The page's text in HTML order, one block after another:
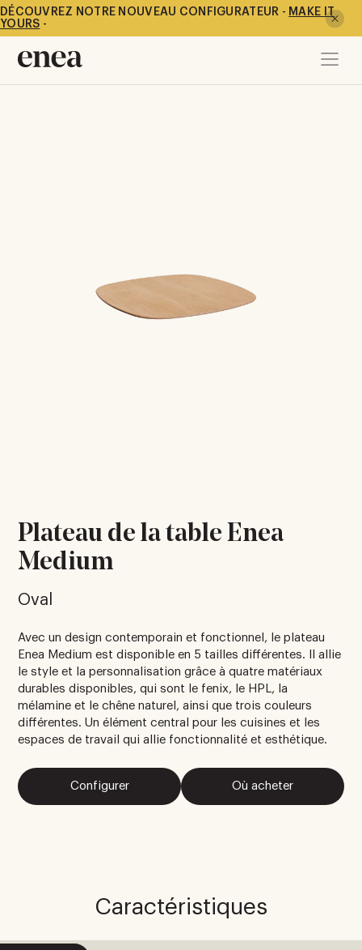
DÉCOUVREZ NOTRE NOUVEAU CONFIGURATEUR - MAKE IT
YOURS -
Plateau de la table Enea
Medium
Oval
Avec un design contemporain et fonctionnel, le plateau
Enea Medium est disponible en 5 tailles différentes. Il allie
le style et la personnalisation grâce à quatre matériaux
durables disponibles, qui sont le fenix, le HPL, la
mélamine et le chêne naturel, ainsi que trois couleurs
différentes. Un élément central pour les cuisines et les
espaces de travail qui allie fonctionnalité et esthétique.
Configurer Où acheter
Caractéristiques